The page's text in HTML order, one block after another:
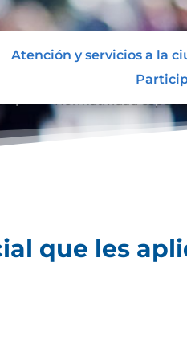
Atención y servicios a la
que les